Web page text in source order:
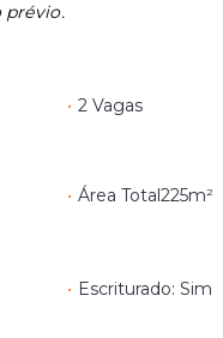
prévio.
• 2 Vagas
• Área Total225m²
• Escriturado: Sim